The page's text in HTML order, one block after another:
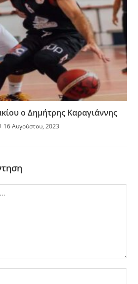
ο Δημήτρης Καραγιάννης
16 Αυγούστου, 2023